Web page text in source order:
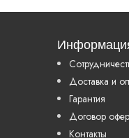
Доставка и
Гарантия
Договор
Контакты